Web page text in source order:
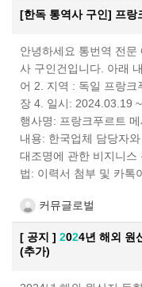
[한독 통역사 구인] 프랑
안녕하세요 통번역 전문
사 구인건입니다. 아래
어 2. 지역 : 독일 프랑크
장 4. 일시: 2024.03.19
행사명: 프랑크푸르트
내용: 한국업체 담당자
대조명에 관한 비지니
법: 이력서 첨부 및 카
커뮤글로벌
[ 공지 ] 2024년 해외 원
(추가)